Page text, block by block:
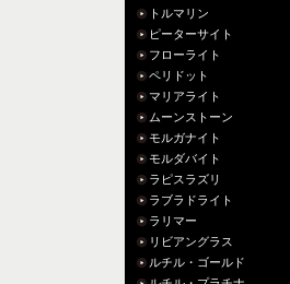
トルマリン
ピーターサイト
フローライト
ペリドット
マリアライト
ムーンストーン
モルガナイト
モルダバイト
ラピスラズリ
ラブラドライト
ラリマー
リビアングラス
ルチル・ゴールド